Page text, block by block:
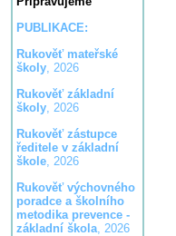
PUBLIKACE:
Rukověť mateřské
školy, 2026
Rukověť základní
školy, 2026
Rukověť zástupce
ředitele v základní
škole, 2026
Rukověť výchovného
poradce a školního
metodika prevence -
základní škola, 2026